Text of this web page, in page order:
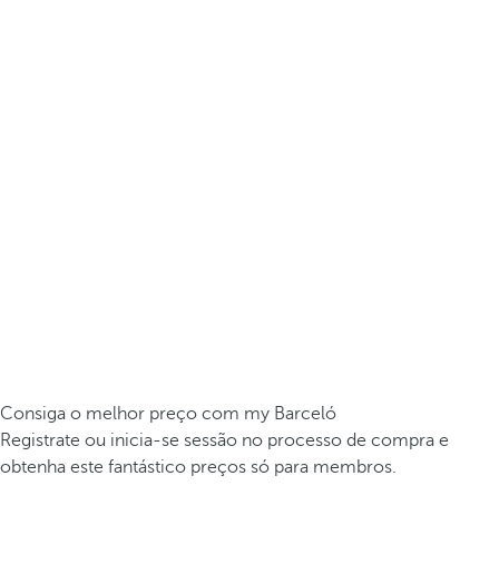
Consiga o melhor preço com my Barceló
Registrate ou inicia-se sessão no processo de compra e
obtenha este fantástico preços só para membros.